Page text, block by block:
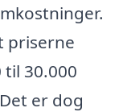
priserne
30.000
er dog